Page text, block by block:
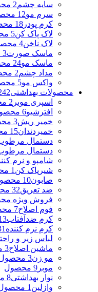
سایه چشم2 محصول
سرم مو12 محصول
کرم پودر 18 محصول
لاک پاک کن5 محصول
لاک ناخن4 محصول
ماسک صورت3 محصول
ماسک مو24 محصول
مداد چشم2 محصول
واکس مو5 محصول
محصولات بهداشتی242
اسپری موبر 2 محصول
افترشیو6 محصول
خمیر ریش3 محصول
خمیردندان15 محصول
دستمال
دستمال
شامپو و نرم
شیرپاک کن 1 محصول
صابون10 محصول
ضد تعریق32 محصول
فروش ویژه
فوم اصلاح7 محصول
کرم ضدآفتاب13
کرم نرم کننده 31
لباس زیر و
ماشین اصلاح3 محصول
مو زن3 محصول
موبر 9 محصول
نوار بهداشتی8 محصول
وازلین 1 محصول